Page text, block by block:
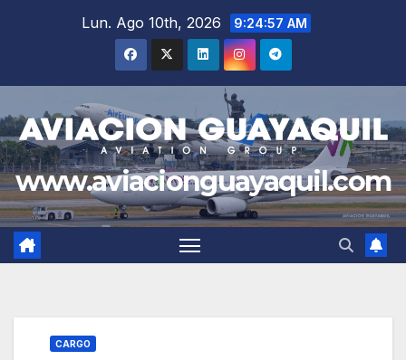
Lun. Ago 10th, 2026 9:24:59 AM
www.aviacionguayaquil.com
CARGO